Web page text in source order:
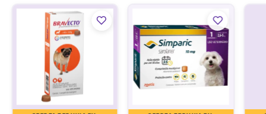
COMO FUNCIONA:
Coloque a coleira em volta do pescoço do animal,
regulando o tamanho e evitando que a mesma fique muito
apertada para afivelar. No caso de haver sobra, corte a
ponta mais ou menos 5 cm após a fivela.
A coleira foi desenvolvida para promover uma lenta